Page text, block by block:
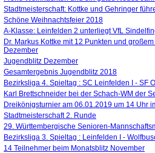
Stadtmeisterschaft: Kottke und Gehringer
Schöne Weihnachtsfeier 2018
A-Klasse: Leinfelden 2 unterliegt VfL
Dr. Markus Kottke mit 12 Punkten und
Dezember
Jugendblitz Dezember
Gesamtergebnis Jugendblitz 2018
Bezirksliga 4. Spieltag : SC Leinfelden I - SF
Karl Brettschneider bei der Schach-WM der
Dreikönigsturnier am 06.01.2019 um 14 Uhr
Stadtmeisterschaft 2. Runde
29. Württembergische Senioren-
Bezirksliga 3. Spieltag : Leinfelden I -
14 Teilnehmer beim Monatsblitz November